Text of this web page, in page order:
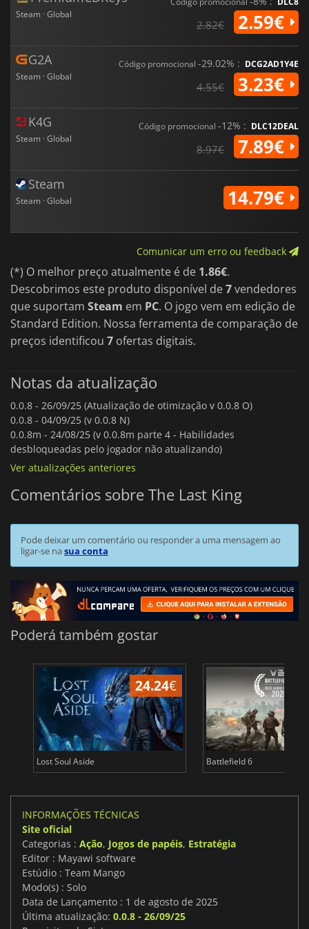
Steam · Global
2.82€ 2.59€
G2A
Steam · Global
Código promocional -29.02% : DCG2AD1Y4E
4.55€ 3.23€
K4G
Steam · Global
Código promocional -12% : DLC12DEAL
8.97€ 7.89€
Steam
Steam · Global 14.79€
Comunicar um erro ou feedback
(*) O melhor preço atualmente é de 1.86€.
Descobrimos este produto disponível de7vendedores
que suportam Steam em PC. O jogo vem em edição de
Standard Edition. Nossa ferramenta de comparação de
preços identificou 7 ofertas digitais.
Notas da atualização
0.0.8 - 26/09/25 (Atualização de otimização v 0.0.8 O)
0.0.8 - 04/09/25 (v 0.0.8 N)
0.0.8m - 24/08/25 (v 0.0.8m parte 4 - Habilidades
desbloqueadas pelo jogador não atualizando)
Ver atualizações anteriores
Comentários sobre The Last King
Pode deixar um comentário ou responder a uma mensagem ao
ligar-se nasua conta
Poderá também gostar
24.24€
Lost Soul Aside Battlefield 6
INFORMAÇÕES TÉCNICAS
Site oficial
Categorias : Ação, Jogos de papéis, Estratégia
Editor : Mayawi software
Estúdio : Team Mango
Modo(s) : Solo
Data de Lançamento : 1 de agosto de 2025
Última atualização: 0.0.8 - 26/09/25